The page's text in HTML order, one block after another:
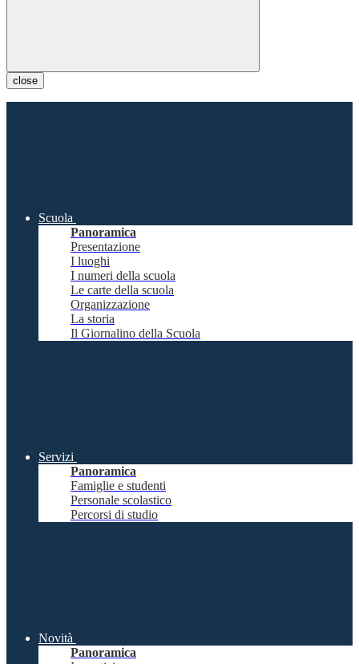
close
Scuola
Panoramica
Presentazione
I luoghi
I numeri della scuola
Le carte della scuola
Organizzazione
La storia
Il Giornalino della Scuola
Servizi
Panoramica
Famiglie e studenti
Personale scolastico
Percorsi di studio
Novità
Panoramica